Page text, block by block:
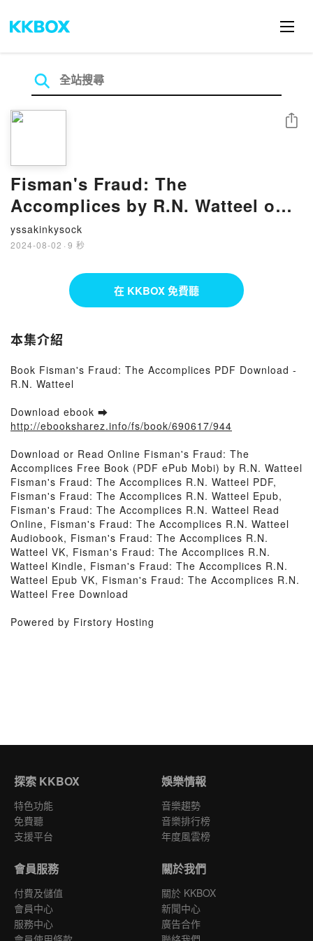
Fisman's Fraud: The
Accomplices by R.N. Watteel on
Ipad
yssakinkysock
2024-08-02 · 9 秒
分享
在 KKBOX 免費聽
本集介紹
Book Fisman's Fraud: The Accomplices PDF Download -
R.N. Watteel
Download ebook ➡
http://ebooksharez.info/fs/book/690617/944
Download or Read Online Fisman's Fraud: The
Accomplices Free Book (PDF ePub Mobi) by R.N. Watteel
Fisman's Fraud: The Accomplices R.N. Watteel PDF,
Fisman's Fraud: The Accomplices R.N. Watteel Epub,
Fisman's Fraud: The Accomplices R.N. Watteel Read
Online, Fisman's Fraud: The Accomplices R.N. Watteel
Audiobook, Fisman's Fraud: The Accomplices R.N.
Watteel VK, Fisman's Fraud: The Accomplices R.N.
Watteel Kindle, Fisman's Fraud: The Accomplices R.N.
Watteel Epub VK, Fisman's Fraud: The Accomplices R.N.
Watteel Free Download
Powered by Firstory Hosting
探索 KKBOX
特色功能
免費聽
支援平台
娛樂情報
音樂趨勢
音樂排行榜
年度風雲榜
會員服務
付費及儲值
會員中心
服務中心
關於我們
關於 KKBOX
新聞中心
廣告合作